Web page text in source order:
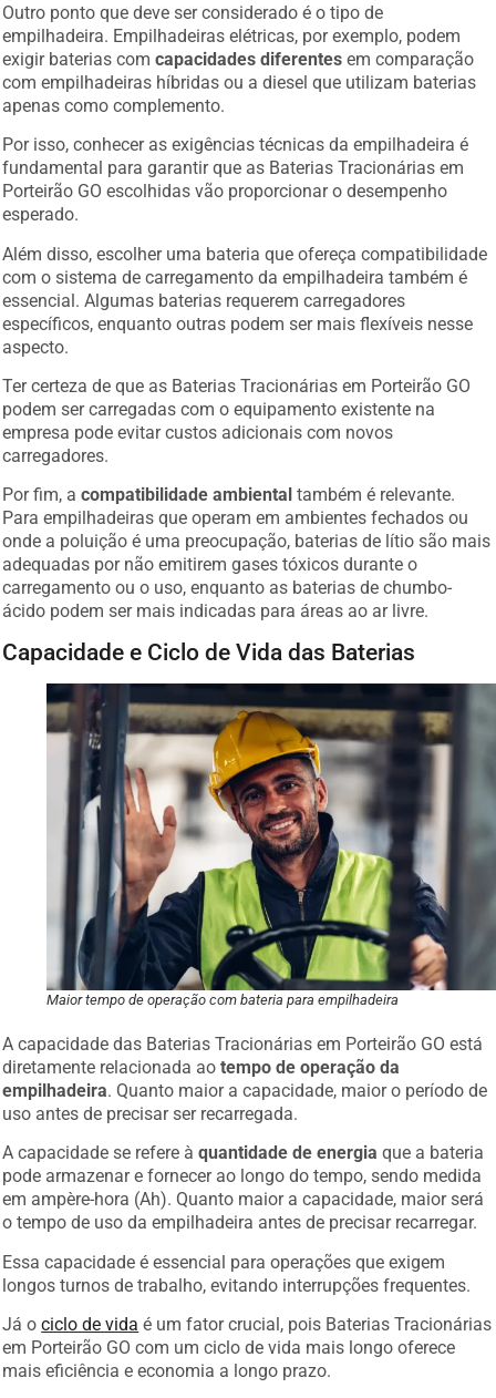
Outro ponto que deve ser considerado é o tipo de
empilhadeira. Empilhadeiras elétricas, por exemplo, podem
exigir baterias comcapacidades diferentes em comparação
com empilhadeiras híbridas ou a diesel que utilizam baterias
apenas como complemento.
Por isso, conhecer as exigências técnicas da empilhadeira é
fundamental para garantir que as Baterias Tracionárias em
Porteirão GO escolhidas vão proporcionar o desempenho
esperado.
Além disso, escolher uma bateria que ofereça compatibilidade
com o sistema de carregamento da empilhadeira também é
essencial. Algumas baterias requerem carregadores
específicos, enquanto outras podem ser mais flexíveis nesse
aspecto.
Ter certeza de que as Baterias Tracionárias em Porteirão GO
podem ser carregadas com o equipamento existente na
empresa pode evitar custos adicionais com novos
carregadores.
Por fim, acompatibilidade ambiental também é relevante.
Para empilhadeiras que operam em ambientes fechados ou
onde a poluição é uma preocupação, baterias de lítio são mais
adequadas por não emitirem gases tóxicos durante o
carregamento ou o uso, enquanto as baterias de chumbo-
ácido podem ser mais indicadas para áreas ao ar livre.
Capacidade e Ciclo de Vida das Baterias
Maior tempo de operação com bateria para empilhadeira
A capacidade das Baterias Tracionárias em Porteirão GO está
diretamente relacionada aotempo de operação da
empilhadeira. Quanto maior a capacidade, maior o período de
uso antes de precisar ser recarregada.
A capacidade se refere àquantidade de energia que a bateria
pode armazenar e fornecer ao longo do tempo, sendo medida
em ampère-hora (Ah). Quanto maior a capacidade, maior será
o tempo de uso da empilhadeira antes de precisar recarregar.
Essa capacidade é essencial para operações que exigem
longos turnos de trabalho, evitando interrupções frequentes.
Já ociclo de vida é um fator crucial, pois Baterias Tracionárias
em Porteirão GO com um ciclo de vida mais longo oferece
mais eficiência e economia a longo prazo.